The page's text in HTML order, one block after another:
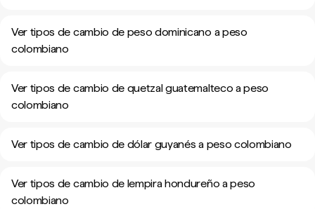
Ver tipos de cambio de peso dominicano a peso
colombiano
Ver tipos de cambio de quetzal guatemalteco a peso
colombiano
Ver tipos de cambio de dólar guyanés a peso colombiano
Ver tipos de cambio de lempira hondureño a peso
colombiano